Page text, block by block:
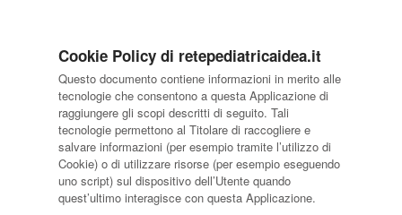
Cookie Policy di retepediatricaidea.it
Questo documento contiene informazioni in merito alle
tecnologie che consentono a questa Applicazione di
raggiungere gli scopi descritti di seguito. Tali
tecnologie permettono al Titolare di raccogliere e
salvare informazioni (per esempio tramite l’utilizzo di
Cookie) o di utilizzare risorse (per esempio eseguendo
uno script) sul dispositivo dell’Utente quando
quest’ultimo interagisce con questa Applicazione.